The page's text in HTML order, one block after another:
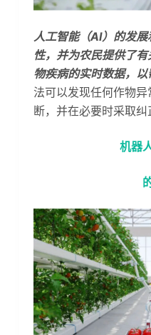
人工智能（AI）的发
性，并为农民提供了
物疾病的实时数据，以
法可以发现任何作物
断，并在必要时采取纠
机器